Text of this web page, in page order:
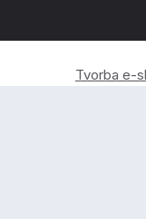
Tvorba e-